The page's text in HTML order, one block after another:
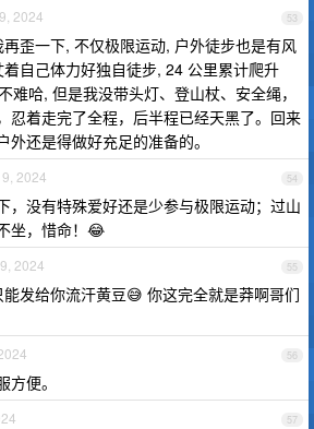
53
2024
歪一下, 不仅极限运动, 户外徒步也是有风
自己体力好独自徒步, 24 公里累计爬升
难哈, 但是我没带头灯、登山杖、安全绳，
忍着走完了全程，后半程已经天黑了。回来
外还是得做好充足的准备的。
54
2024
，没有特殊爱好还是少参与极限运动；过山
坐，惜命！😂
55
2024
发给你流汗黄豆😅 你这完全就是莽啊哥们
56
便。
57